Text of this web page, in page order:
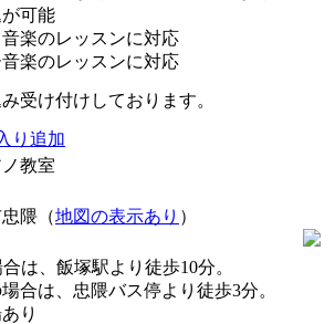
受け付けしております。
り追加
教室
隈（地図の表示あり ）
は、飯塚駅より徒歩10分。
合は、忠隈バス停より徒歩3分。
り